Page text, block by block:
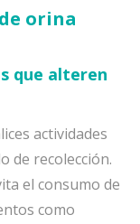
orina
que alteren
actividades
de recolección.
el consumo de
como